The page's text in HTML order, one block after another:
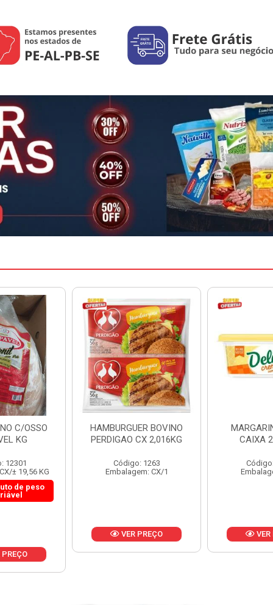
BOVINO
2,016KG
1263
CX/1
MARGARINA DELINE
CAIXA 24X250G
Código: 12886
Embalagem: CX/1
VER PREÇO
CAIXA
VER